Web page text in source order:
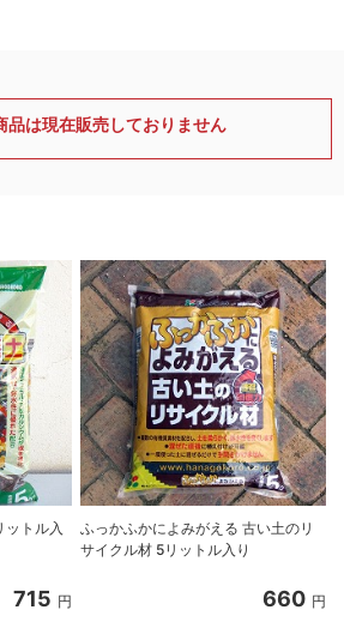
品は現在販売しておりません
ットル入
715 円
ふっかふかによみがえる 古い土のリ
サイクル材 5リットル入り
660 円